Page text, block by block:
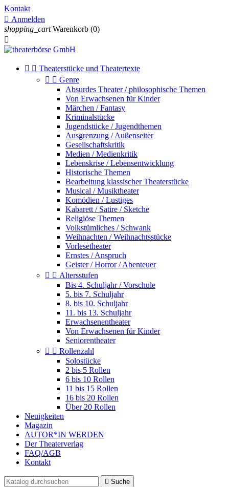
Kontakt
 Anmelden
shopping_cart Warenkorb (0)

  Theaterstücke und Theatertexte
  Genre
Absurdes Theater / philosophische Themen
Von Erwachsenen für Kinder
Märchen / Fantasy
Kriminalstücke
Jugendstücke / Jugendthemen
Ausgrenzung / Außenseiter
Gesellschaftskritik
Medien / Medienkritik
Lebenskrise / Lebensentwicklung
Historische Themen
Bearbeitung klassischer Theaterstücke
Musical / Musiktheater
Komödien / Lustiges
Kabarett / Satire / Sketche
Religiöse Themen
Volkstümliches / Schwank
Weihnachten / Weihnachtsstücke
Vorlesetheater
Ernstes / Anspruch
Geister / Horror / Abenteuer
  Altersstufen
Bis 4. Schuljahr / Vorschule
5. bis 7. Schuljahr
8. bis 10. Schuljahr
11. bis 13. Schuljahr
Erwachsenentheater
Von Erwachsenen für Kinder
Seniorentheater
  Rollenzahl
Solostücke
2 bis 5 Rollen
6 bis 10 Rollen
11 bis 15 Rollen
16 bis 20 Rollen
Über 20 Rollen
Neuigkeiten
Magazin
AUTOR*IN WERDEN
Der Theaterverlag
FAQ/AGB
Kontakt
 Suche